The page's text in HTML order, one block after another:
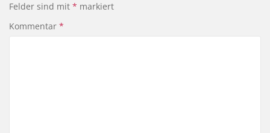
Felder sind mit * markiert
Kommentar *